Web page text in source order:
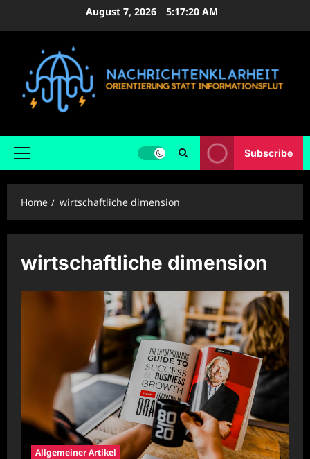
August 7, 2026 5:17:21 AM
Primary
Subscribe
Home wirtschaftliche dimension
wirtschaftliche dimension
Allgemeiner Artikel